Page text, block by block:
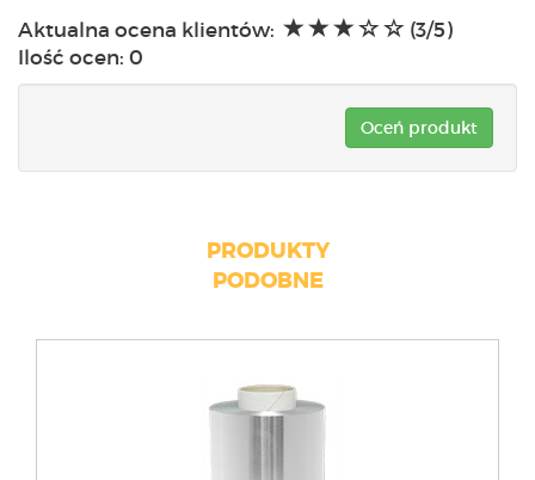
Aktualna ocena klientów:
(3/5)
Ilość ocen: 0
Oceń produkt
PRODUKTY
PODOBNE